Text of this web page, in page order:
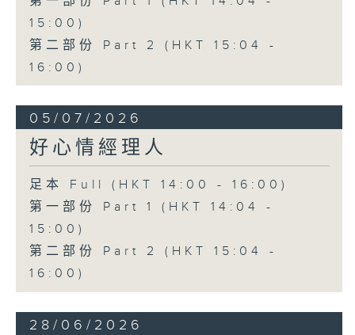
15:00)
第二部份 Part 2 (HKT 15:04 -
16:00)
05/07/2026
好心情經理人
足本 Full (HKT 14:00 - 16:00)
第一部份 Part 1 (HKT 14:04 -
15:00)
第二部份 Part 2 (HKT 15:04 -
16:00)
28/06/2026